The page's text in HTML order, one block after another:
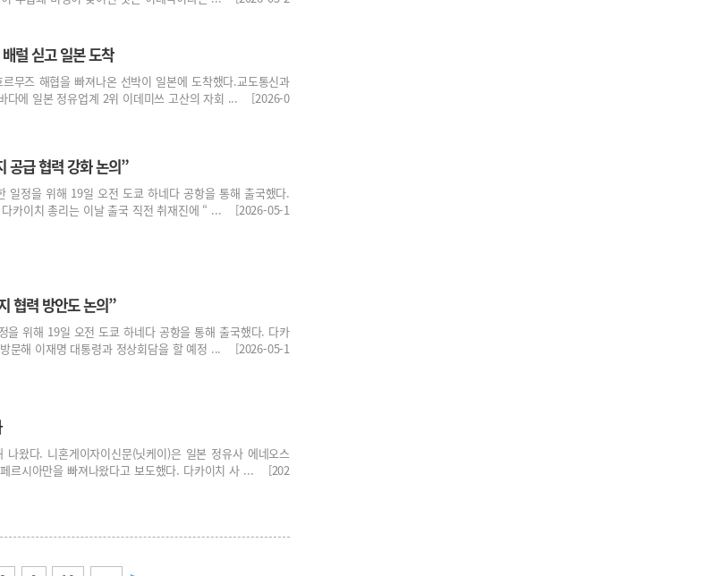
럴 싣고 일본 도착
무즈 해협을 빠져나온 선박이 일본에 도착했다.교도통신과
다에 일본 정유업계 2위 이데미쓰 고산의 자회 ... [2026-0
공급 협력 강화 논의”
일정을 위해 19일 오전 도쿄 하네다 공항을 통해 출국했다.
다카이치 총리는 이날 출국 직전 취재진에 “ ... [2026-05-1
협력 방안도 논의”
을 위해 19일 오전 도쿄 하네다 공항을 통해 출국했다. 다카
문해 이재명 대통령과 정상회담을 할 예정 ... [2026-05-1
왔다. 니혼게이자이신문(닛케이)은 일본 정유사 에네오스
페르시아만을 빠져나왔다고 보도했다. 다카이치 사 ... [202